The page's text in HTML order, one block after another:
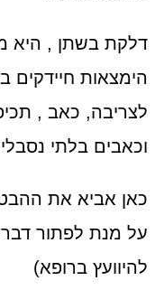
דלקת בשתן , היא
הימצאות חיידקים
לצריבה, כאב ,
וכאבים בלתי
כאן אביא את
על מנת לפתור
להיוועץ ברופא)